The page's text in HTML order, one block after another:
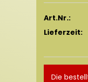
Art.Nr.:
Lieferzeit:
Die